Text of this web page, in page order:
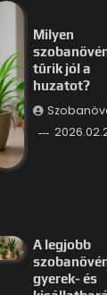
Milyen
tűrik jól a
huzatot?
A legjobb
gyerek- és